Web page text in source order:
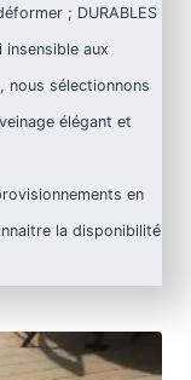
; DURABLES
aux
nous sélectionnons
élégant et
en
la disponibilité